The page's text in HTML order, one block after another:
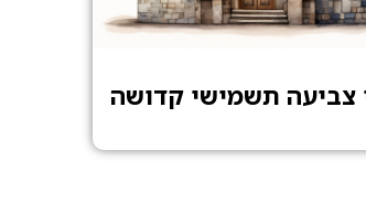
צביעה תשמישי קדושה